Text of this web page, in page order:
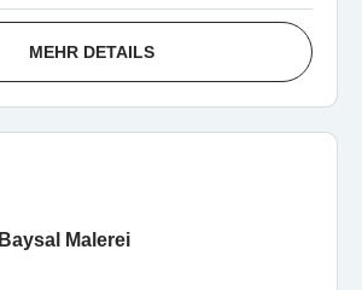
MEHR DETAILS
Baysal Malerei